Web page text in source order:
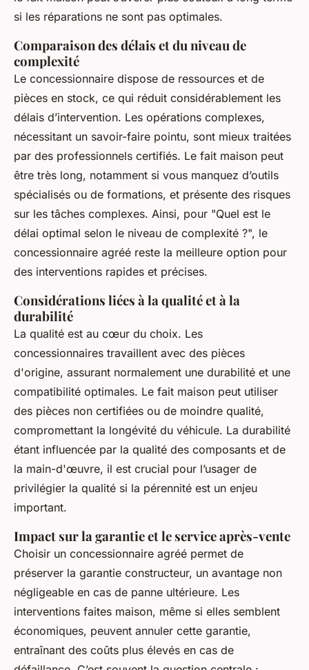
si les réparations ne sont pas optimales.
Comparaison des délais et du niveau de
complexité
Le concessionnaire dispose de ressources et de
pièces en stock, ce qui réduit considérablement les
délais d’intervention. Les opérations complexes,
nécessitant un savoir-faire pointu, sont mieux traitées
par des professionnels certifiés. Le fait maison peut
être très long, notamment si vous manquez d’outils
spécialisés ou de formations, et présente des risques
sur les tâches complexes. Ainsi, pour "Quel est le
délai optimal selon le niveau de complexité ?", le
concessionnaire agréé reste la meilleure option pour
des interventions rapides et précises.
Considérations liées à la qualité et à la
durabilité
La qualité est au cœur du choix. Les
concessionnaires travaillent avec des pièces
d'origine, assurant normalement une durabilité et une
compatibilité optimales. Le fait maison peut utiliser
des pièces non certifiées ou de moindre qualité,
compromettant la longévité du véhicule. La durabilité
étant influencée par la qualité des composants et de
la main-d'œuvre, il est crucial pour l’usager de
privilégier la qualité si la pérennité est un enjeu
important.
Impact sur la garantie et le service après-vente
Choisir un concessionnaire agréé permet de
préserver la garantie constructeur, un avantage non
négligeable en cas de panne ultérieure. Les
interventions faites maison, même si elles semblent
économiques, peuvent annuler cette garantie,
entraînant des coûts plus élevés en cas de